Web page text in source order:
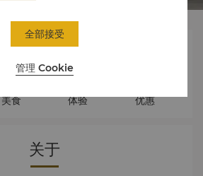

美食

体验 优惠
关于
管理 Cookie
全部接受